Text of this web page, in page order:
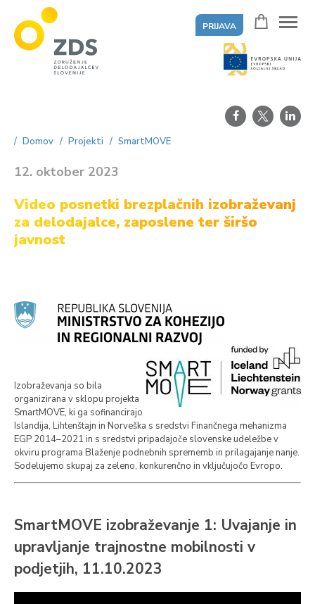
PRIJAVA
Domov Projekti SmartMOVE
12. oktober 2023
Video posnetki brezplačnih izobraževanj
za delodajalce, zaposlene ter širšo
javnost
Izobraževanja so bila
organizirana v sklopu projekta
SmartMOVE, ki ga sofinancirajo
Islandija, Lihtenštajn in Norveška s sredstvi Finančnega mehanizma
EGP 2014–2021 in s sredstvi pripadajoče slovenske udeležbe v
okviru programa Blaženje podnebnih sprememb in prilagajanje nanje.
Sodelujemo skupaj za zeleno, konkurenčno in vključujočo Evropo.
SmartMOVE izobraževanje 1: Uvajanje in
upravljanje trajnostne mobilnosti v
podjetjih, 11.10.2023